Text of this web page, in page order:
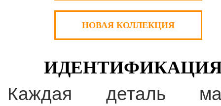
НОВАЯ КОЛЛЕКЦИЯ
Каждая деталь